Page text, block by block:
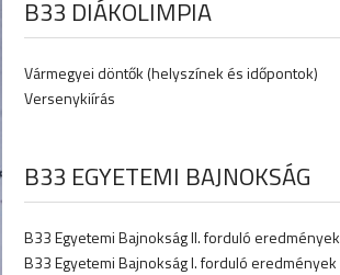
B33 DIÁKOLIMPIA
Vármegyei döntők (helyszínek és időpontok)
Versenykiírás
B33 EGYETEMI BAJNOKSÁG
B33 Egyetemi Bajnokság II. forduló eredmények
B33 Egyetemi Bajnokság I. forduló eredmények